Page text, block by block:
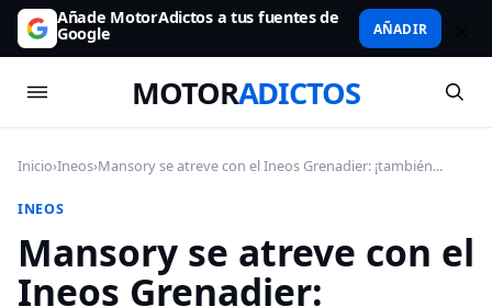
Añade MotorAdictos a tus fuentes de
Google AÑADIR
MOTORADICTOS
Inicio›Ineos›Mansory se atreve con el Ineos Grenadier: ¡también...
INEOS
Mansory se atreve con el
Ineos Grenadier: